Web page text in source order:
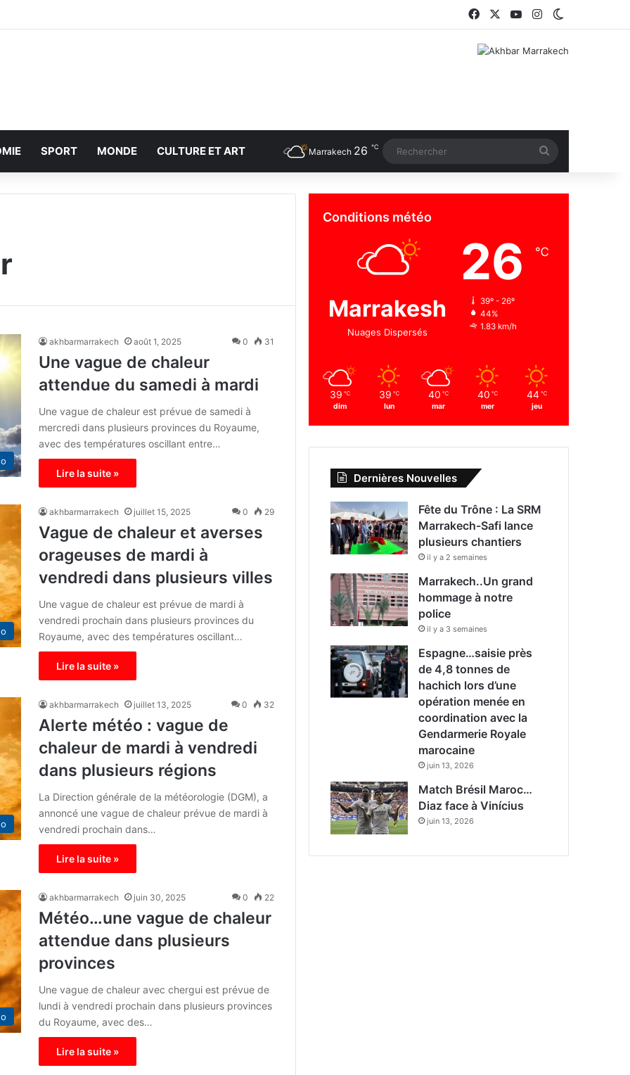
Facebook YouTubeInstagram
SPORT MONDE CULTURE ET ART Marrakech 26 ℃
akhbarmarrakech août 1, 2025 0 31
Une vague de chaleur
attendue du samedi à mardi
Une vague de chaleur est prévue de samedi à
mercredi dans plusieurs provinces du Royaume,
avec des températures oscillant entre…
Lire la suite »
akhbarmarrakech juillet 15, 2025 0 29
Vague de chaleur et averses
orageuses de mardi à
vendredi dans plusieurs villes
Une vague de chaleur est prévue de mardi à
vendredi prochain dans plusieurs provinces du
Royaume, avec des températures oscillant…
Lire la suite »
akhbarmarrakech juillet 13, 2025 0 32
Alerte météo : vague de
chaleur de mardi à vendredi
dans plusieurs régions
La Direction générale de la météorologie (DGM), a
annoncé une vague de chaleur prévue de mardi à
vendredi prochain dans…
Lire la suite »
akhbarmarrakech juin 30, 2025 0 22
Météo…une vague de chaleur
attendue dans plusieurs
provinces
Une vague de chaleur avec chergui est prévue de
lundi à vendredi prochain dans plusieurs provinces
du Royaume, avec des…
Lire la suite »
Conditions météo
Marrakesh
Nuages Dispersés
26 ℃
39º - 26º
44%
1.83 km/h
39 ℃
dim
39 ℃
lun
40 ℃
mar
40 ℃
mer
44 ℃
jeu
Dernières Nouvelles
Fête du Trône : La SRM
Marrakech-Safi lance
plusieurs chantiers
il y a 2 semaines
Marrakech..Un grand
hommage à notre
police
il y a 3 semaines
Espagne…saisie près
de 4,8 tonnes de
hachich lors d’une
opération menée en
coordination avec la
Gendarmerie Royale
marocaine
juin 13, 2026
Match Brésil Maroc…
Diaz face à Vinícius
juin 13, 2026